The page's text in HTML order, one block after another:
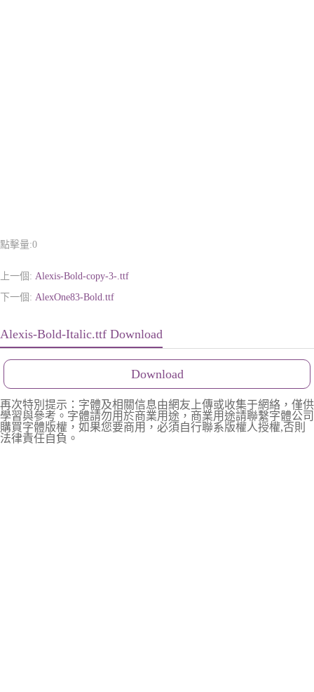
點擊量:0
上一個: Alexis-Bold-copy-3-.ttf
下一個: AlexOne83-Bold.ttf
Alexis-Bold-Italic.ttf Download
Download
再次特別提示：字體及相關信息由網友上傳或收集于網絡，僅供
學習與參考。字體請勿用於商業用途，商業用途請聯繫字體公司
購買字體版權，如果您要商用，必須自行聯系版權人授權,否則
法律責任自負。